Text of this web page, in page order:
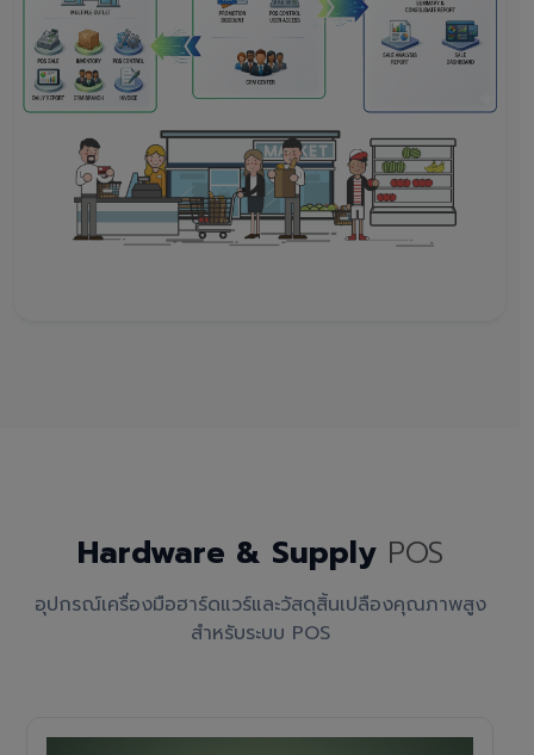
Hardware & Supply POS
อุปกรณ์เครื่องมือฮาร์ดแวร์และวัสดุสิ้นเปลืองคุณภาพสูง
สำหรับระบบ POS